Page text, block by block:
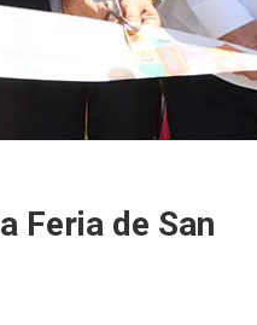
Feria de San